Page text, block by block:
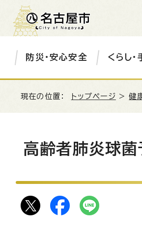
防災・安心安全 くらし・
現在の位置： トップページ >健
高齢者肺炎球